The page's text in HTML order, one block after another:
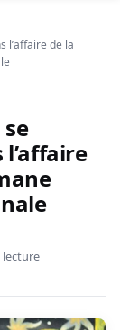
l’affaire de la
lecture